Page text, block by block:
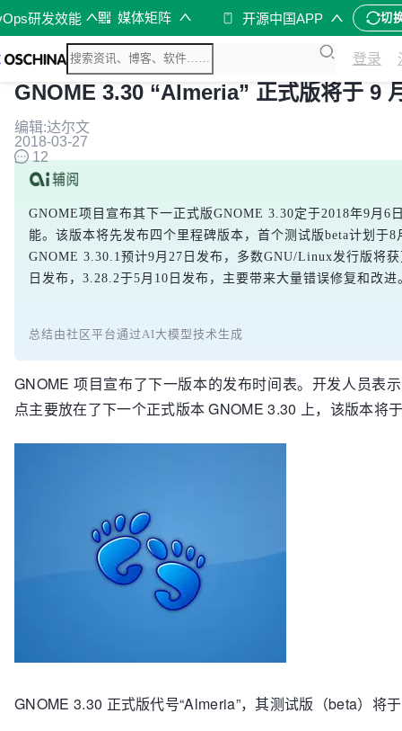
研发效能 媒体矩阵 开源中国APP 切
登录
GNOME 3.30 “Almeria” 正式版将于 9
编辑:达尔文
2018-03-27
12
GNOME项目宣布其下一正式版GNOME 3.30定于2018年9月6
能。该版本将先发布四个里程碑版本，首个测试版beta计划于
GNOME 3.30.1预计9月27日发布，多数GNU/Linux发行版将
日发布，3.28.2于5月10日发布，主要带来大量错误修复和改
总结由社区平台通过AI大模型技术生成
GNOME 项目宣布了下一版本的发布时间表。开发人员表
点主要放在了下一个正式版本 GNOME 3.30 上，该版本将
GNOME 3.30 正式版代号“Almeria”，其测试版（beta）将